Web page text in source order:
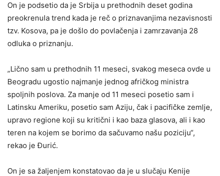
On je podsetio da je Srbija u prethodnih deset godina
preokrenula trend kada je reč o priznavanjima nezavisnosti
tzv. Kosova, pa je došlo do povlačenja i zamrzavanja 28
odluka o priznanju.
„Lično sam u prethodnih 11 meseci, svakog meseca ovde u
Beogradu ugostio najmanje jednog afričkog ministra
spoljnih poslova. Za manje od 11 meseci posetio sam i
Latinsku Ameriku, posetio sam Aziju, čak i pacifičke zemlje,
upravo regione koji su kritični i kao baza glasova, ali i kao
teren na kojem se borimo da sačuvamo našu poziciju“,
rekao je Đurić.
On je sa žaljenjem konstatovao da je u slučaju Kenije